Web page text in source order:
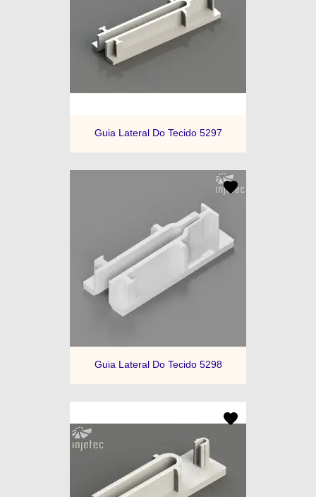
Guia Lateral Do Tecido 5297
Guia Lateral Do Tecido 5298